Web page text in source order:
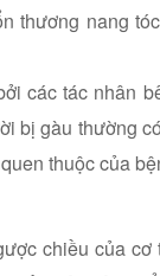
thương nang
các tác nhân
bị gàu thường
thuộc của
chiều của